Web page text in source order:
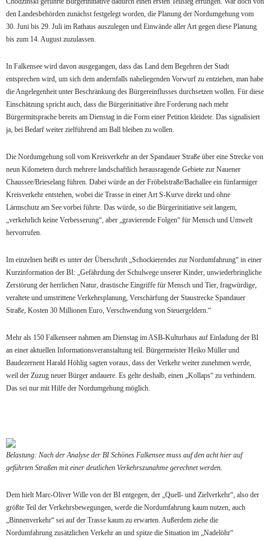
den Landesbehörden zunächst festgelegt worden, die Planung der Nordumgehung vom
30. Juni bis 29. Juli im Rathaus auszulegen und Einwände aller Art gegen diese Planung
bis zum 14. August zuzulassen.
In Falkensee wird davon ausgegangen, dass das Land dem Begehren der Stadt
entsprechen wird, um sich dem andernfalls naheliegenden Vorwurf zu entziehen, man habe
die Angelegenheit unter Beschränkung des Bürgereinflusses durchsetzen wollen. Für diese
Einschätzung spricht auch, dass die Bürgerinitiative ihre Forderung nach mehr
Bürgermitsprache bereits am Dienstag in die Form einer Petition kleidete. Das signalisiert
ja, bei Bedarf weiter zielführend am Ball bleiben zu wollen.
Die Nordumgehung soll vom Kreisverkehr an der Spandauer Straße über eine Strecke von
neun Kilometern durch mehrere landschaftlich herausragende Gebiete zur Nauener
Chaussee/Brieselang führen. Dabei würde an der Fröbelstraße/Bachallee ein fünfarmiger
Kreisverkehr entstehen, wobei die Trasse in einer Art S-Kurve direkt und ohne
Lärmschutz am See vorbei führte. Das würde, so die Bürgerinitiative seit langem,
„verkehrlich keine Verbesserung“, aber „gravierende Folgen“ für Mensch und Umwelt
hervorrufen.
Im einzelnen heißt es unter der Überschrift „Schockierendes zur Nordumfahrung“ in einer
Kurzinformation der BI: „Gefährdung der Schulwege unserer Kinder, unwiederbringliche
Zerstörung der herrlichen Natur, drastische Eingriffe für Mensch und Tier, fragwürdige,
veraltete und umstrittene Verkehrsplanung, Verschärfung der Staustrecke Spandauer
Straße, Kosten 30 Millionen Euro, Verschwendung von Steuergeldern.“
Mehr als 150 Falkenseer nahmen am Dienstag im ASB-Kulturhaus auf Einladung der BI
an einer aktuellen Informationsveranstaltung teil. Bürgermeister Heiko Müller und
Baudezernent Harald Höhlig sagten voraus, dass der Verkehr weiter zunehmen werde,
weil der Zuzug neuer Bürger andauere. Es gelte deshalb, einen „Kollaps“ zu verhindern.
Das sei nur mit Hilfe der Nordumgehung möglich.
Belastung: Nach der Analyse der BI Schönes Falkensee muss auf den acht hier auf
geführten Straßen mit einer deutlichen Verkehrszunahme gerechnet werden.
Dem hielt Marc-Oliver Wille von der BI entgegen, der „Quell- und Zielverkehr“, also der
größte Teil der Verkehrsbewegungen, werde die Nordumfahrung kaum nutzen, auch
„Binnenverkehr“ sei auf der Trasse kaum zu erwarten. Außerdem ziehe die
Nordumfahrung zusätzlichen Verkehr an und spitze die Situation im „Nadelöhr“